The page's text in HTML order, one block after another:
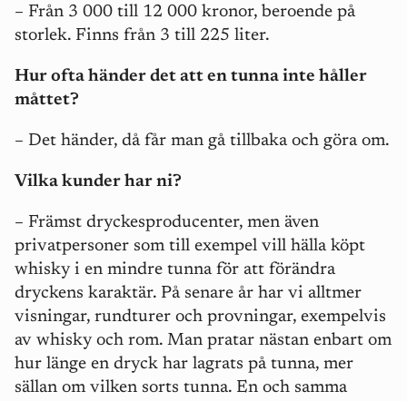
– Från 3 000 till 12 000 kronor, beroende på
storlek. Finns från 3 till 225 liter.
Hur ofta händer det att en tunna inte håller
måttet?
– Det händer, då får man gå tillbaka och göra om.
Vilka kunder har ni?
– Främst dryckesproducenter, men även
privatpersoner som till exempel vill hälla köpt
whisky i en mindre tunna för att förändra
dryckens karaktär. På senare år har vi alltmer
visningar, rundturer och provningar, exempelvis
av whisky och rom. Man pratar nästan enbart om
hur länge en dryck har lagrats på tunna, mer
sällan om vilken sorts tunna. En och samma